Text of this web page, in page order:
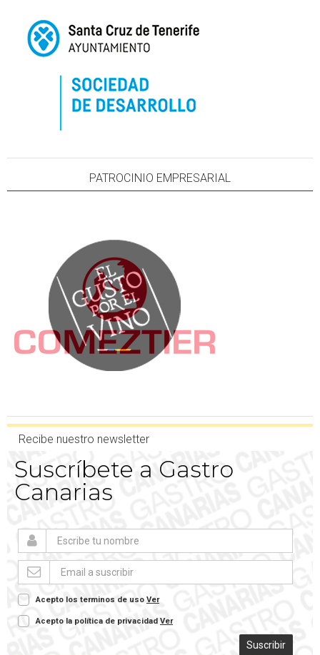
PATROCINIO EMPRESARIAL
Recibe nuestro newsletter
Suscríbete a Gastro
Canarias
Acepto los terminos de uso Ver
Acepto la política de privacidad Ver
Suscribir